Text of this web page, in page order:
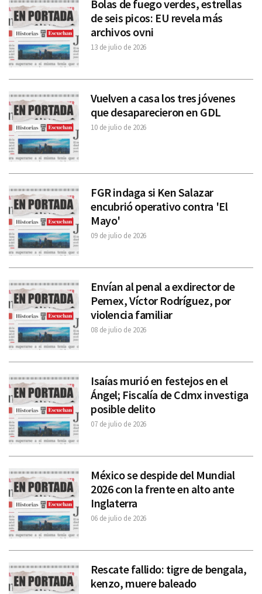
Bolas de fuego verdes, estrellas
de seis picos: EU revela más
archivos ovni
13 de julio de 2026
Vuelven a casa los tres jóvenes
que desaparecieron en GDL
10 de julio de 2026
FGR indaga si Ken Salazar
encubrió operativo contra 'El
Mayo'
09 de julio de 2026
Envían al penal a exdirector de
Pemex, Víctor Rodríguez, por
violencia familiar
08 de julio de 2026
Isaías murió en festejos en el
Ángel; Fiscalía de Cdmx investiga
posible delito
07 de julio de 2026
México se despide del Mundial
2026 con la frente en alto ante
Inglaterra
06 de julio de 2026
Rescate fallido: tigre de bengala,
kenzo, muere baleado